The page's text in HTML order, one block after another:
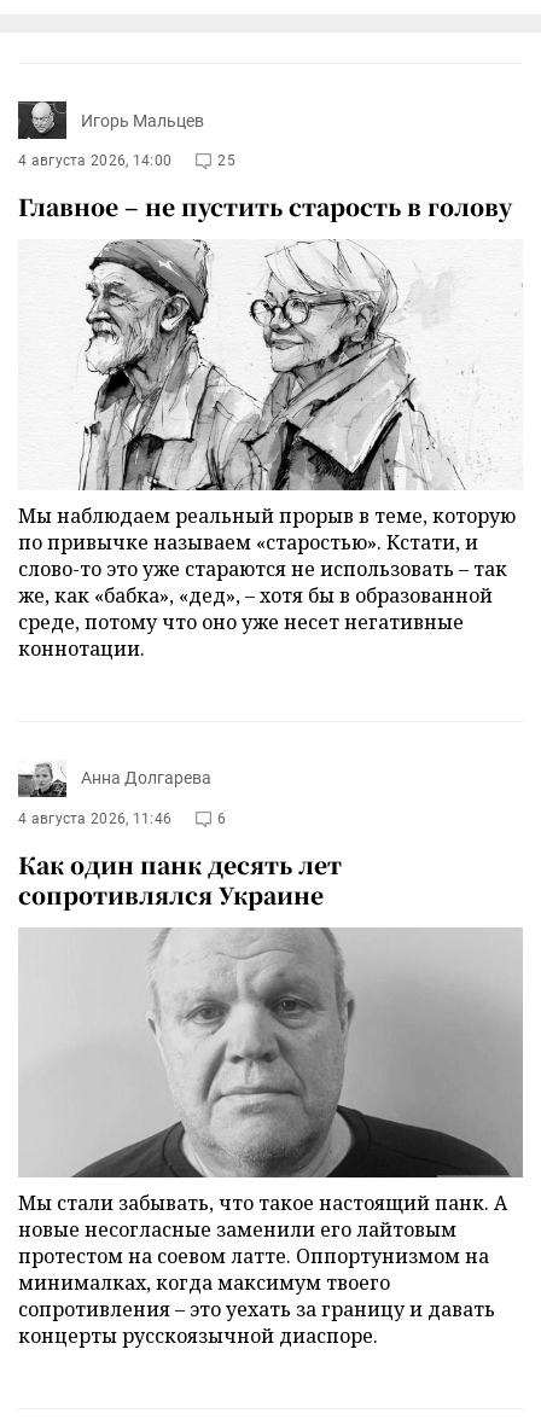
Игорь Мальцев
4 августа 2026, 14:00 25
Главное – не пустить старость в голову
Мы наблюдаем реальный прорыв в теме, которую
по привычке называем «старостью». Кстати, и
слово-то это уже стараются не использовать – так
же, как «бабка», «дед», – хотя бы в образованной
среде, потому что оно уже несет негативные
коннотации.
Анна Долгарева
4 августа 2026, 11:46 6
Как один панк десять лет
сопротивлялся Украине
Мы стали забывать, что такое настоящий панк. А
новые несогласные заменили его лайтовым
протестом на соевом латте. Оппортунизмом на
минималках, когда максимум твоего
сопротивления – это уехать за границу и давать
концерты русскоязычной диаспоре.